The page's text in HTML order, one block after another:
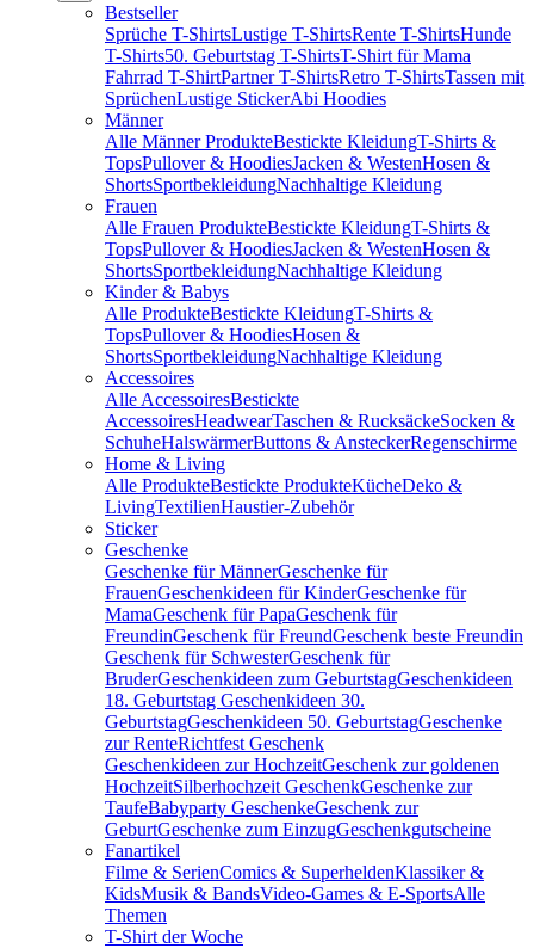
Bestseller
Sprüche T-ShirtsLustige T-ShirtsRente T-ShirtsHunde
T-Shirts50. Geburtstag T-ShirtsT-Shirt für Mama
Fahrrad T-ShirtPartner T-ShirtsRetro T-ShirtsTassen mit
SprüchenLustige StickerAbi Hoodies
Männer
Alle Männer ProdukteBestickte KleidungT-Shirts &
TopsPullover & HoodiesJacken & WestenHosen &
ShortsSportbekleidungNachhaltige Kleidung
Frauen
Alle Frauen ProdukteBestickte KleidungT-Shirts &
TopsPullover & HoodiesJacken & WestenHosen &
ShortsSportbekleidungNachhaltige Kleidung
Kinder & Babys
Alle ProdukteBestickte KleidungT-Shirts &
TopsPullover & HoodiesHosen &
ShortsSportbekleidungNachhaltige Kleidung
Accessoires
Alle AccessoiresBestickte
AccessoiresHeadwearTaschen & RucksäckeSocken &
SchuheHalswärmerButtons & AnsteckerRegenschirme
Home & Living
Alle ProdukteBestickte ProdukteKücheDeko &
LivingTextilienHaustier-Zubehör
Sticker
Geschenke
Geschenke für MännerGeschenke für
FrauenGeschenkideen für KinderGeschenke für
MamaGeschenk für PapaGeschenk für
FreundinGeschenk für FreundGeschenk beste Freundin
Geschenk für SchwesterGeschenk für
BruderGeschenkideen zum GeburtstagGeschenkideen
18. Geburtstag Geschenkideen 30.
GeburtstagGeschenkideen 50. GeburtstagGeschenke
zur RenteRichtfest Geschenk
Geschenkideen zur HochzeitGeschenk zur goldenen
HochzeitSilberhochzeit GeschenkGeschenke zur
TaufeBabyparty GeschenkeGeschenk zur
GeburtGeschenke zum EinzugGeschenkgutscheine
Fanartikel
Filme & SerienComics & SuperheldenKlassiker &
KidsMusik & BandsVideo-Games & E-SportsAlle
Themen
T-Shirt der Woche